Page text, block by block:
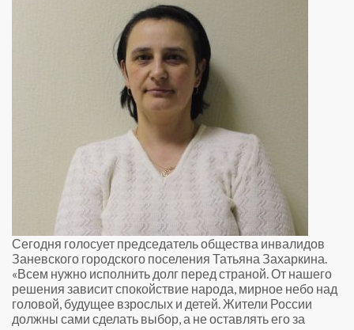
Сегодня голосует председатель общества инвалидов
Заневского городского поселения Татьяна Захаркина.
«Всем нужно исполнить долг перед страной. От нашего
решения зависит спокойствие народа, мирное небо над
головой, будущее взрослых и детей. Жители России
должны сами сделать выбор, а не оставлять его за